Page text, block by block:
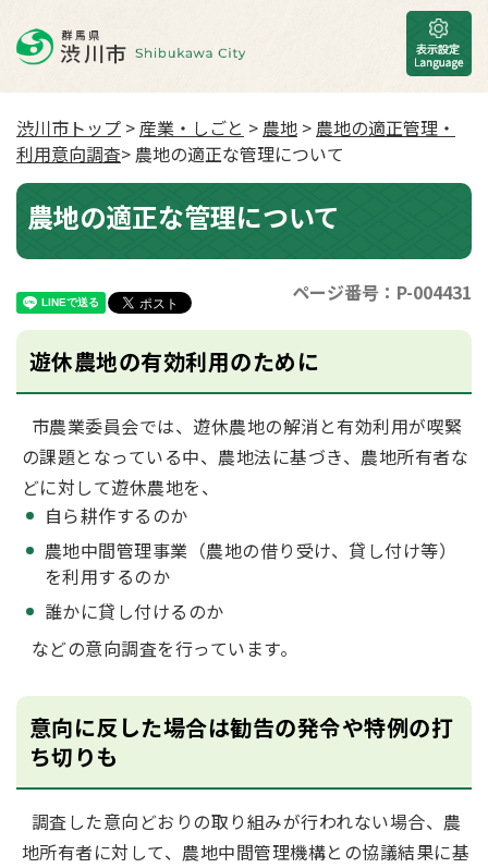
渋川市トップ >産業・しごと > 農地 > 農地の適正管理・
利用意向調査> 農地の適正な管理について
農地の適正な管理について
ページ番号：P-004431
遊休農地の有効利用のために
市農業委員会では、遊休農地の解消と有効利用が喫緊
の課題となっている中、農地法に基づき、農地所有者な
どに対して遊休農地を、
自ら耕作するのか
農地中間管理事業（農地の借り受け、貸し付け等）
を利用するのか
誰かに貸し付けるのか
などの意向調査を行っています。
意向に反した場合は勧告の発令や特例の打
ち切りも
調査した意向どおりの取り組みが行われない場合、農
地所有者に対して、農地中間管理機構との協議結果に基